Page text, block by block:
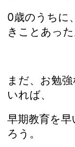
0歳のうちに
きことあっ
まだ、お勉
いれば、
早期教育を
ろう。